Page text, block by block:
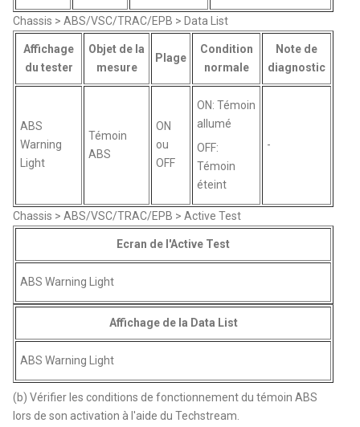
Chassis > ABS/VSC/TRAC/EPB > Data List
Affichage
du tester
Objet de la
mesure
Plage
Condition
normale
Note de
diagnostic
ABS
Warning
Light
Témoin
ABS
ON
ou
OFF
ON: Témoin
allumé
OFF:
Témoin
éteint
-
Chassis > ABS/VSC/TRAC/EPB > Active Test
Ecran de l'Active Test
ABS Warning Light
Affichage de la Data List
ABS Warning Light
(b) Vérifier les conditions de fonctionnement du témoin ABS
lors de son activation à l'aide du Techstream.